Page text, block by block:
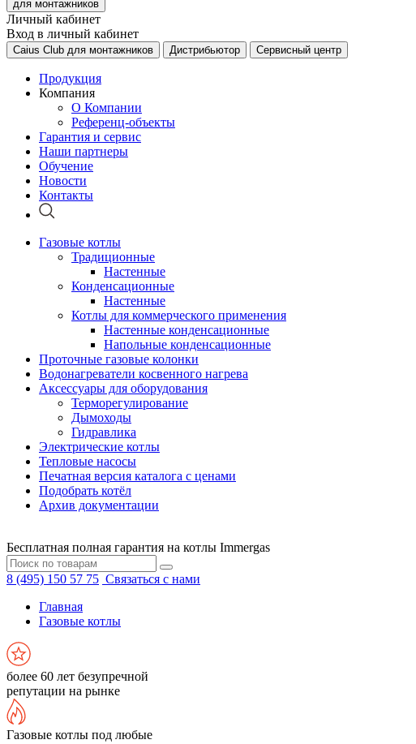
для монтажников
Личный кабинет
Вход в личный кабинет
Caius Club для монтажников Дистрибьютор Сервисный центр
Продукция
Компания
О Компании
Референц-объекты
Гарантия и сервис
Наши партнеры
Обучение
Новости
Контакты
Газовые котлы
Традиционные
Настенные
Конденсационные
Настенные
Котлы для коммерческого применения
Настенные конденсационные
Напольные конденсационные
Проточные газовые колонки
Водонагреватели косвенного нагрева
Аксессуары для оборудования
Терморегулирование
Дымоходы
Гидравлика
Электрические котлы
Тепловые насосы
Печатная версия каталога с ценами
Подобрать котёл
Архив документации
Бесплатная полная гарантия на котлы Immergas
8 (495) 150 57 75 Связаться с нами
Главная
Газовые котлы
более 60 лет безупречной
репутации на рынке
Газовые котлы под любые